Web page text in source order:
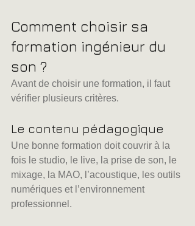
Comment choisir sa
formation ingénieur du
son ?
Avant de choisir une formation, il faut
vérifier plusieurs critères.
Le contenu pédagogique
Une bonne formation doit couvrir à la
fois le studio, le live, la prise de son, le
mixage, la MAO, l’acoustique, les outils
numériques et l’environnement
professionnel.